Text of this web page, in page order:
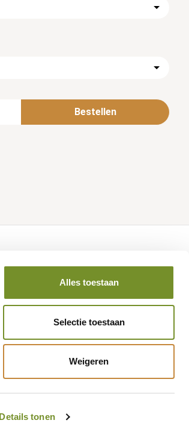
Details tonen
Alles toestaan
Selectie toestaan
Weigeren
Bestellen
ons op social media